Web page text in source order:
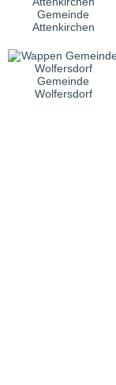
Gemeinde
Attenkirchen
Gemeinde
Wolfersdorf